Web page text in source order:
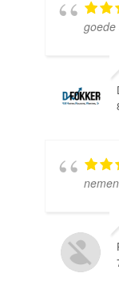
goede